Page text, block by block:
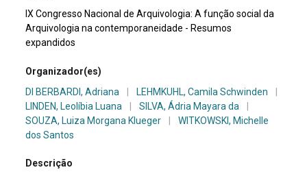
IX Congresso Nacional de Arquivologia: A função social da
Arquivologia na contemporaneidade - Resumos
expandidos
Organizador(es)
DI BERBARDI, Adriana
LEHMKUHL, Camila Schwinden
LINDEN, Leolíbia Luana
SILVA, Ádria Mayara da
SOUZA, Luiza Morgana Klueger
WITKOWSKI, Michelle
dos Santos
Descrição